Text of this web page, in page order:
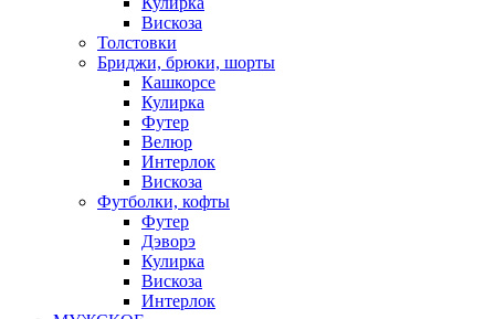
Вискоза
Толстовки
Бриджи, брюки, шорты
Кашкорсе
Кулирка
Футер
Велюр
Интерлок
Вискоза
Футболки, кофты
Футер
Дэворэ
Кулирка
Вискоза
Интерлок